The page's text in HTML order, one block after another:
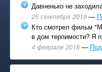
Давненько не
25 сентября 2019 —
Кто смотрел фильм
в дом терпимости? Я
4 февраля 2018 —